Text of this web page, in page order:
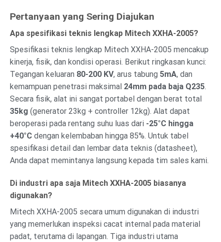
Pertanyaan yang Sering Diajukan
Apa spesifikasi teknis lengkap Mitech XXHA-2005?
Spesifikasi teknis lengkap Mitech XXHA-2005 mencakup
kinerja, fisik, dan kondisi operasi. Berikut ringkasan kunci:
Tegangan keluaran 80-200 KV, arus tabung 5mA, dan
kemampuan penetrasi maksimal 24mm pada baja Q235.
Secara fisik, alat ini sangat portabel dengan berat total
35kg (generator 23kg + controller 12kg). Alat dapat
beroperasi pada rentang suhu luas dari -25°C hingga
+40°C dengan kelembaban hingga 85%. Untuk tabel
spesifikasi detail dan lembar data teknis (datasheet),
Anda dapat memintanya langsung kepada tim sales kami.
Di industri apa saja Mitech XXHA-2005 biasanya
digunakan?
Mitech XXHA-2005 secara umum digunakan di industri
yang memerlukan inspeksi cacat internal pada material
padat, terutama di lapangan. Tiga industri utama